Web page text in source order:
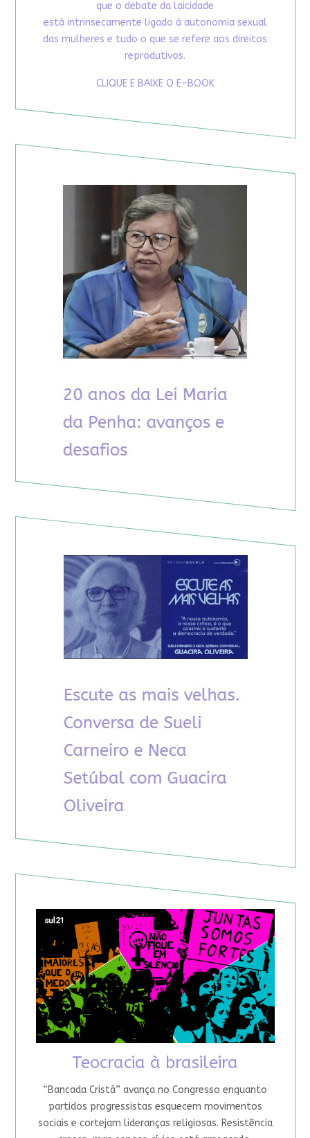
que o debate da laicidade
está intrinsecamente ligado à autonomia sexual
das mulheres e tudo o que se refere aos direitos
reprodutivos.
CLIQUE E BAIXE O E-BOOK
Teocracia à brasileira
“Bancada Cristã” avança no Congresso enquanto
partidos progressistas esquecem movimentos
sociais e cortejam lideranças religiosas. Resistência